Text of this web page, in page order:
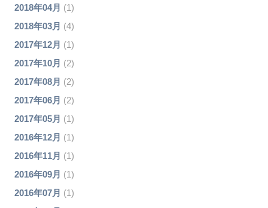
2018年04月 (1)
2018年03月 (4)
2017年12月 (1)
2017年10月 (2)
2017年08月 (2)
2017年06月 (2)
2017年05月 (1)
2016年12月 (1)
2016年11月 (1)
2016年09月 (1)
2016年07月 (1)